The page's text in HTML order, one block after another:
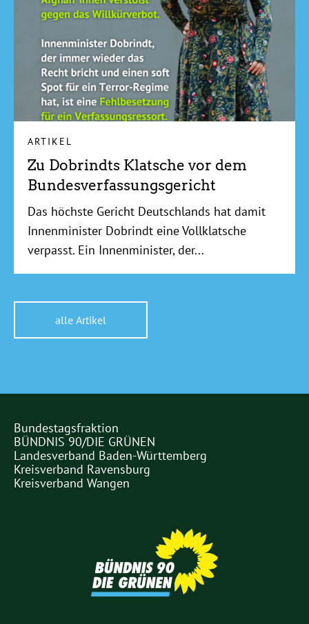
ARTIKEL
Zu Dobrindts Klatsche vor dem
Bundesverfassungsgericht
Das höchste Gericht Deutschlands hat damit
Innenminister Dobrindt eine Vollklatsche
verpasst. Ein Innenminister, der...
alle Artikel
Partner
Links
Bundestagsfraktion
BÜNDNIS 90/DIE GRÜNEN
Landesverband Baden-Württemberg
Kreisverband Ravensburg
Kreisverband Wangen